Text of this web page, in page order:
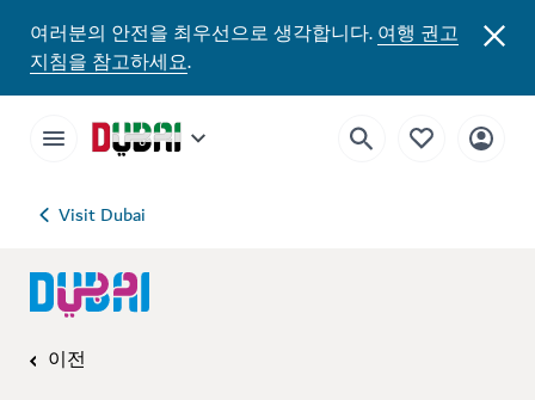
여러분의 안전을 최우선으로 생각합니다.여행 권고
지침을 참고하세요.
Visit Dubai
이전